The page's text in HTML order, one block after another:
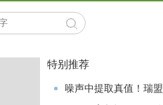
特别推荐
噪声中提取真值！瑞